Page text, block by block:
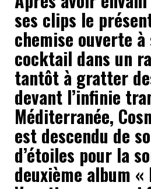
ses clips le
chemise ouverte
cocktail dans un
tantôt à gratter
devant l’infinie
Méditerranée,
est descendu de
d’étoiles pour la
deuxième album «